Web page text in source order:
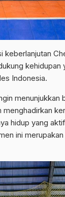
keberlanjutan
kehidupan
Indonesia.
menunjukkan
hidup yang
ini